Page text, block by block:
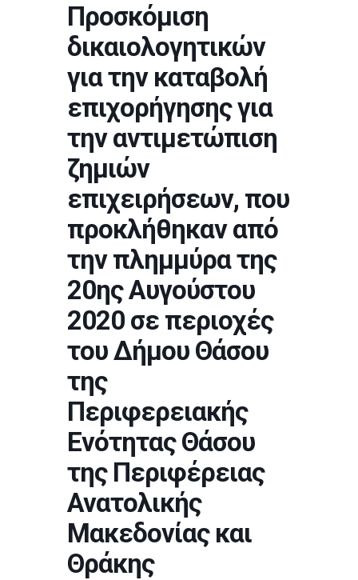
Προσκόμιση
δικαιολογητικών
για την καταβολή
επιχορήγησης για
την αντιμετώπιση
ζημιών
επιχειρήσεων, που
προκλήθηκαν από
την πλημμύρα της
20ης Αυγούστου
2020 σε περιοχές
του Δήμου Θάσου
της
Περιφερειακής
Ενότητας Θάσου
της Περιφέρειας
Ανατολικής
Μακεδονίας και
Θράκης